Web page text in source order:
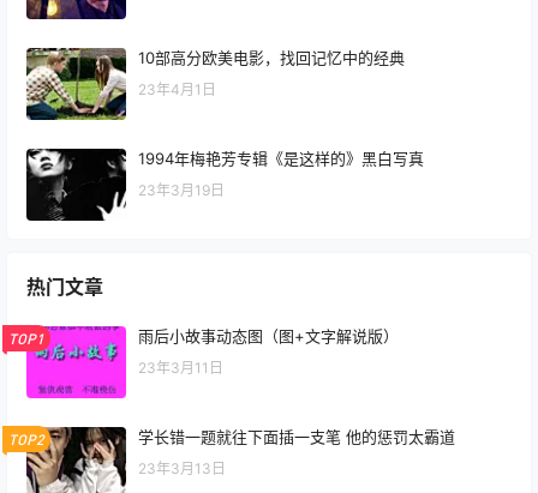
10部高分欧美电影，找回记忆中的经典
23年4月1日
1994年梅艳芳专辑《是这样的》黑白写真
23年3月19日
热门文章
TOP1 雨后小故事动态图（图+文字解说版）
23年3月11日
TOP2 学长错一题就往下面插一支笔 他的惩罚太霸道
23年3月13日